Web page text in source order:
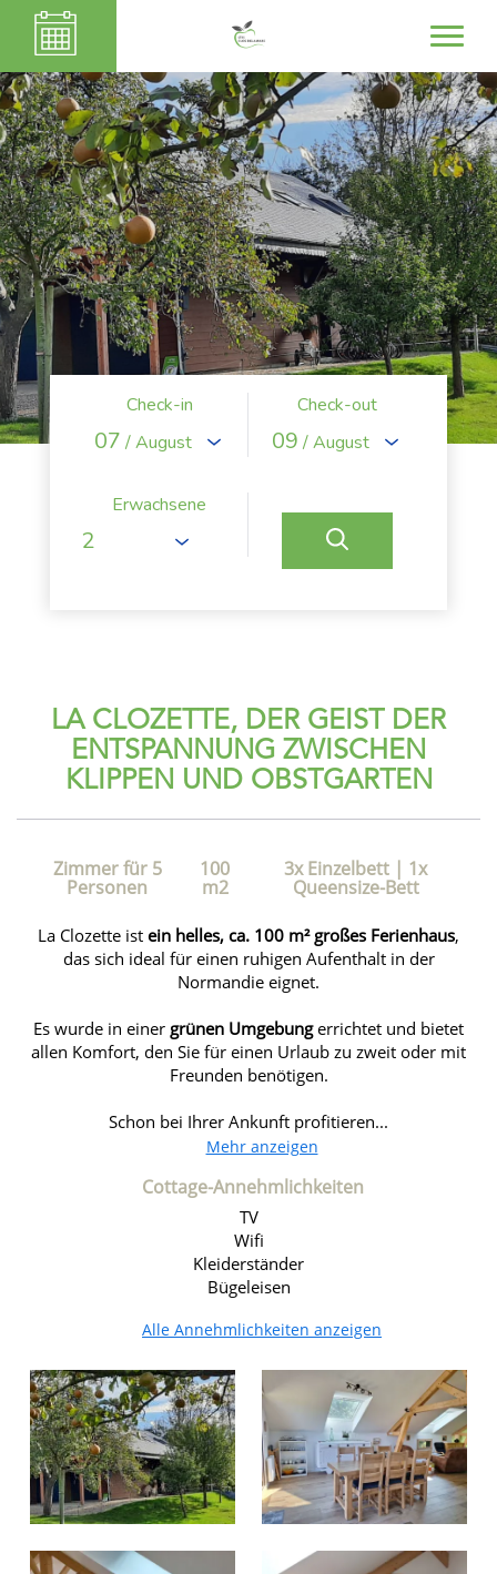
Check-in
07 / August
Check-out
09 / August
Erwachsene
LA CLOZETTE, DER GEIST DER
ENTSPANNUNG ZWISCHEN
KLIPPEN UND OBSTGARTEN
Zimmer für 5
Personen
100
m2
3x Einzelbett | 1x
Queensize-Bett
La Clozette ist ein helles, ca. 100 m² großes Ferienhaus,
das sich ideal für einen ruhigen Aufenthalt in der
Normandie eignet.
Es wurde in einer grünen Umgebungerrichtet und bietet
allen Komfort, den Sie für einen Urlaub zu zweit oder mit
Freunden benötigen.
Schon bei Ihrer Ankunft profitieren...
Mehr anzeigen
Cottage-Annehmlichkeiten
TV
Wifi
Kleiderständer
Bügeleisen
Alle Annehmlichkeiten anzeigen